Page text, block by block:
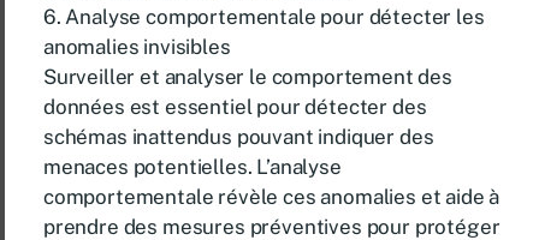
6. Analyse comportementale pour détecter les
anomalies invisibles
Surveiller et analyser le comportement des
données est essentiel pour détecter des
schémas inattendus pouvant indiquer des
menaces potentielles. L’analyse
comportementale révèle ces anomalies et aide à
prendre des mesures préventives pour protéger